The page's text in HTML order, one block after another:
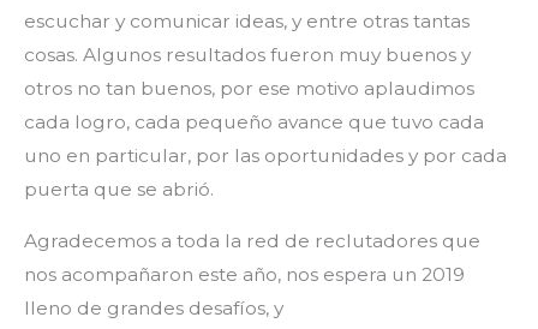
escuchar y comunicar ideas, y entre otras tantas
cosas. Algunos resultados fueron muy buenos y
otros no tan buenos, por ese motivo aplaudimos
cada logro, cada pequeño avance que tuvo cada
uno en particular, por las oportunidades y por cada
puerta que se abrió.
Agradecemos a toda la red de reclutadores que
nos acompañaron este año, nos espera un 2019
lleno de grandes desafíos, y